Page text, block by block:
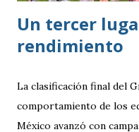
Un tercer
rendimiento
La clasificación final del
comportamiento de los
México avanzó con